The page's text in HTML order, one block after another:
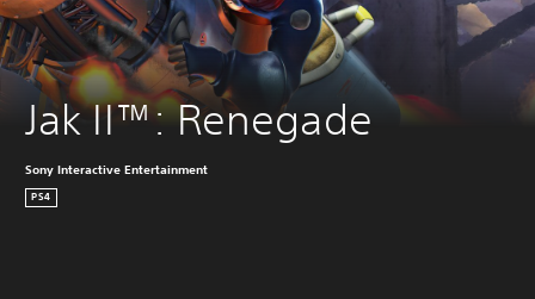
Jak II™: Renegade
Sony Interactive Entertainment
PS4